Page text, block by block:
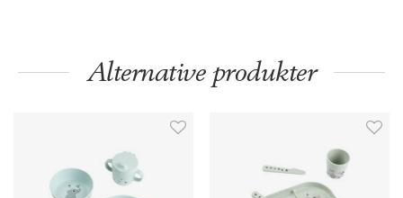
Alternative produkter